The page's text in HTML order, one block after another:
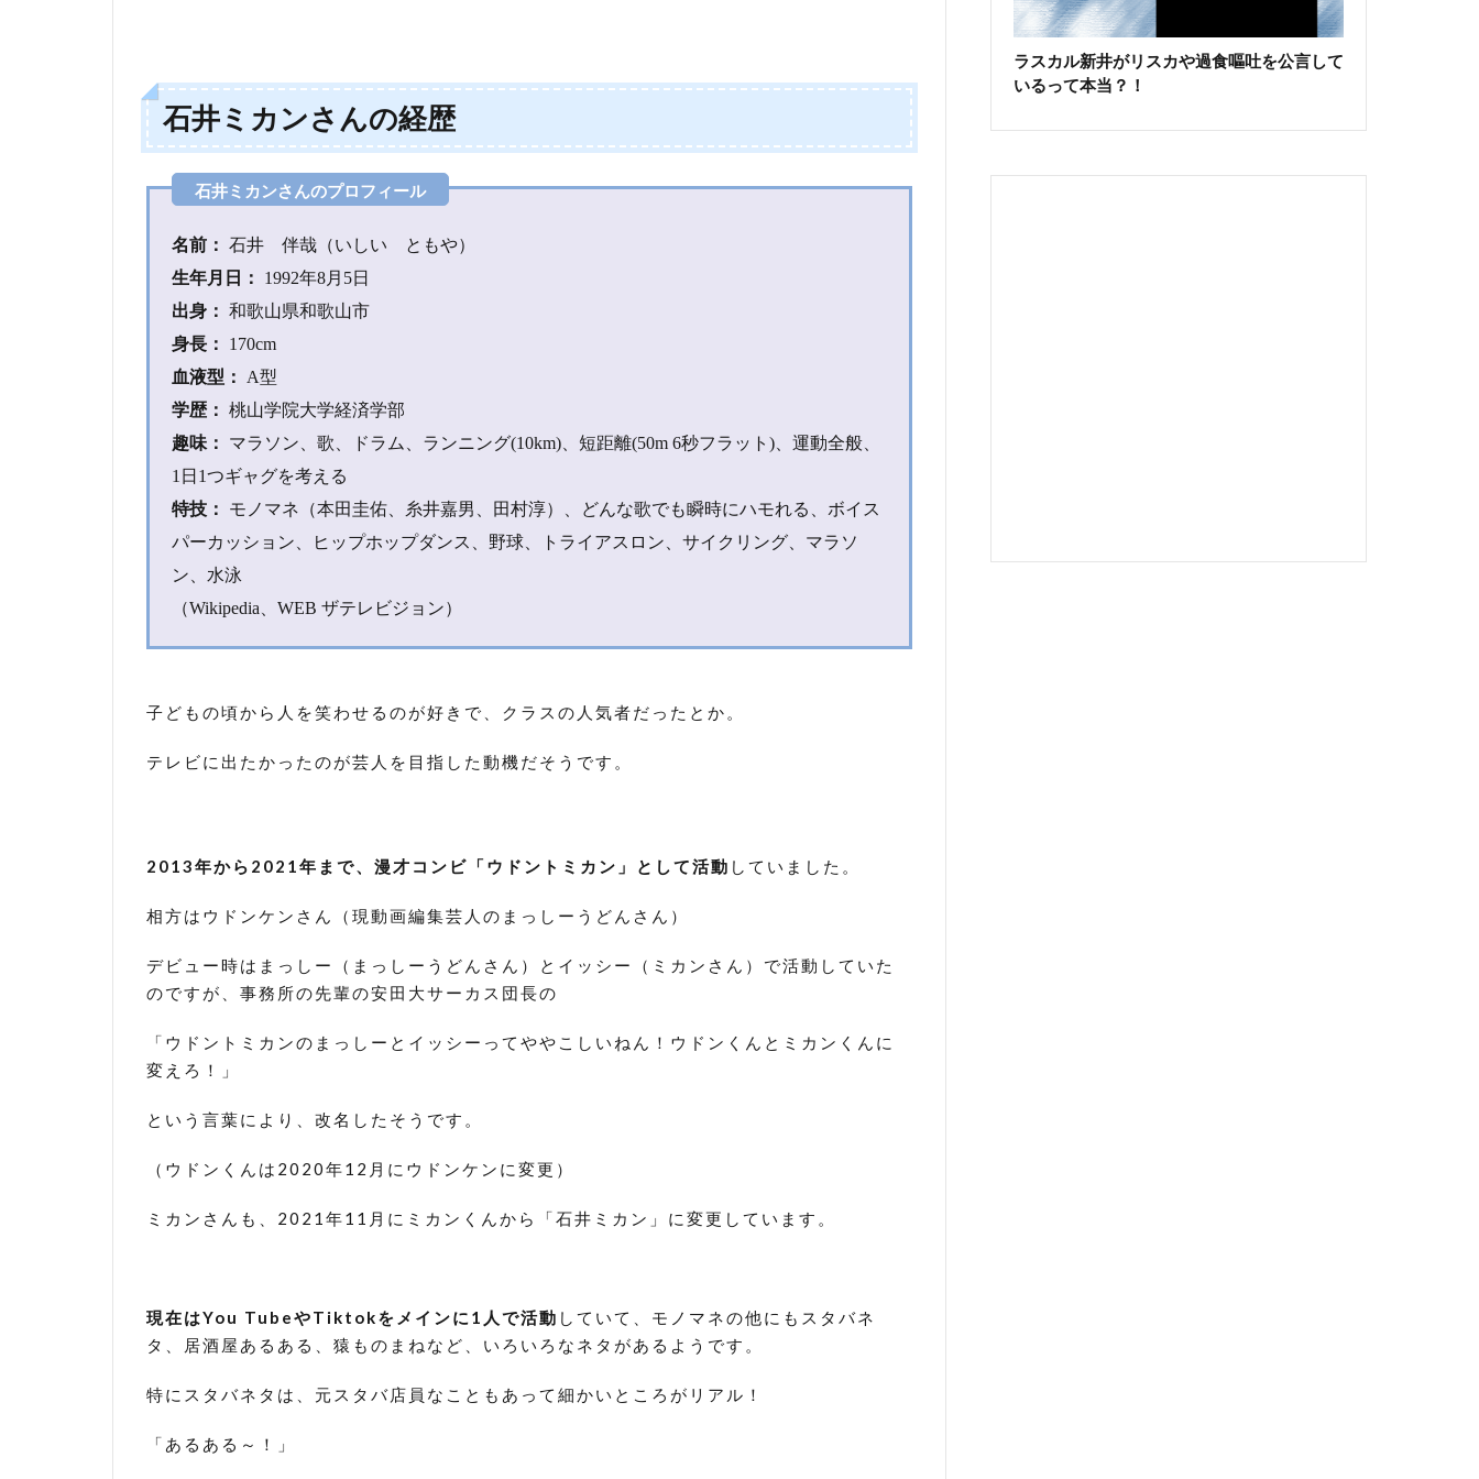
ん
は
の
芸
人
ら
し
3
ミカ
ンさ
ポー
ツ万
能！
4
ま
め
た
4.1
漫
選考会
2016
ROUND1
4.2
ロンド
ツがコ
主
対決！
ブー
淳さ
なる
の模
様を
石井ミカンさんの経歴
名前： 石井 伴哉（いしい ともや）
生年月日：
1992年8月5日
出身： 和歌山県和歌山市
身長：
170cm
血液型：
A型
学歴： 桃山学院大学経済学部
趣味：
マラソン、歌、ドラム、ランニング(10km)、短距離(50m 6秒フラット)、運動全般、
1日1つギャグを考える
特技：
モノマネ（本田圭佑、糸井嘉男、田村淳）、どんな歌でも瞬時にハモれる、ボイス
パーカッション、ヒップホップダンス、野球、トライアスロン、サイクリング、マラソ
ン、水泳
（Wikipedia、WEB ザテレビジョン）
子どもの頃から人を笑わせるのが好きで、クラスの人気者だったとか。
テレビに出たかったのが芸人を目指した動機だそうです。
2013年から2021年まで、漫才コンビ「ウドントミカン」として活動 していました。
相方はウドンケンさん（現動画編集芸人のまっしーうどんさん）
デビュー時はまっしー（まっしーうどんさん）とイッシー（ミカンさん）で活動していた
のですが、事務所の先輩の安田大サーカス団長の
「ウドントミカンのまっしーとイッシーってややこしいねん！ウドンくんとミカンくんに
変えろ！」
という言葉により、改名したそうです。
（ウドンくんは2020年12月にウドンケンに変更）
ミカンさんも、2021年11月にミカンくんから「石井ミカン」に変更しています。
現在はYou TubeやTiktokをメインに1人で活動 していて、モノマネの他にもスタバネ
タ、居酒屋あるある、猿ものまねなど、いろいろなネタがあるようです。
特にスタバネタは、元スタバ店員なこともあって細かいところがリアル！
「あるある～！」
ラスカル新井がリスカや過食嘔吐を公言して
いるって本当？！